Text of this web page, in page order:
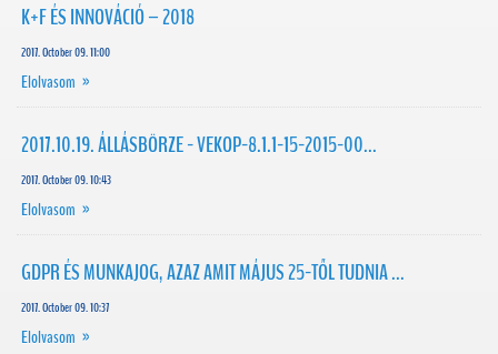
K+F ÉS INNOVÁCIÓ – 2018
2017. October 09. 11:00
Elolvasom »
2017.10.19. ÁLLÁSBÖRZE - VEKOP-8.1.1-15-2015-00...
2017. October 09. 10:43
Elolvasom »
GDPR ÉS MUNKAJOG, AZAZ AMIT MÁJUS 25-TŐL TUDNIA ...
2017. October 09. 10:37
Elolvasom »